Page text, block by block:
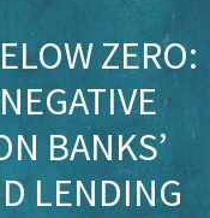
ZERO:
BANKS’
LENDING